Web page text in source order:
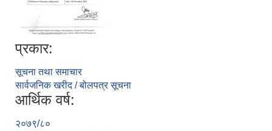
प्रकार:
सूचना तथा समाचार
सार्वजनिक खरीद / बोलपत्र सूचना
आर्थिक वर्ष:
२०७९/८०